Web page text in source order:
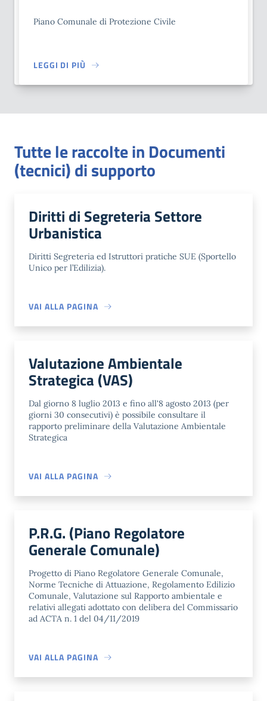
Piano Comunale di Protezione Civile
LEGGI DI PIÙ
Tutte le raccolte in Documenti
(tecnici) di supporto
Diritti di Segreteria Settore
Urbanistica
Diritti Segreteria ed Istruttori pratiche SUE (Sportello
Unico per l’Edilizia).
VAI ALLA PAGINA
Valutazione Ambientale
Strategica (VAS)
Dal giorno 8 luglio 2013 e fino all'8 agosto 2013 (per
giorni 30 consecutivi) è possibile consultare il
rapporto preliminare della Valutazione Ambientale
Strategica
VAI ALLA PAGINA
P.R.G. (Piano Regolatore
Generale Comunale)
Progetto di Piano Regolatore Generale Comunale,
Norme Tecniche di Attuazione, Regolamento Edilizio
Comunale, Valutazione sul Rapporto ambientale e
relativi allegati adottato con delibera del Commissario
ad ACTA n. 1 del 04/11/2019
VAI ALLA PAGINA